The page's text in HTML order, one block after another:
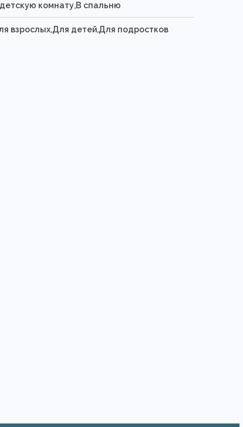
комнату,В спальню
взрослых,Для детей,Для подростков